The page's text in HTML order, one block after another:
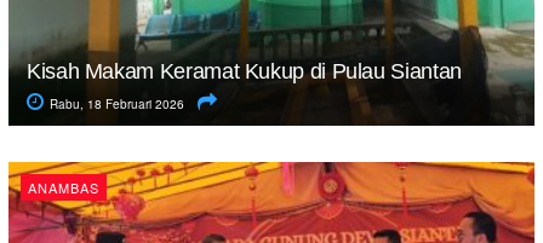
Kisah Makam Keramat Kukup di Pulau Siantan
Rabu, 18 Februari 2026
ANAMBAS